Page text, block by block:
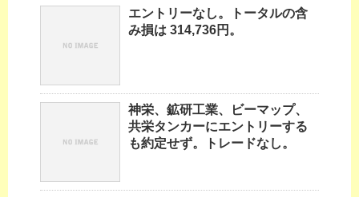
エントリーなし。トータルの含
み損は 314,736円。
神栄、鉱研工業、ビーマップ、
共栄タンカーにエントリーする
も約定せず。トレードなし。